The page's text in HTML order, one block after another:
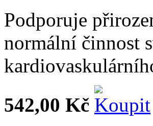
Podporuje
normální činnost
542,00 Kč